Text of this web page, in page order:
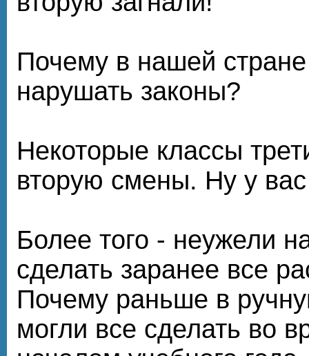
Почему в нашей
нарушать законы?
Некоторые классы
вторую смены. Ну у вас
Более того - неужели
сделать заранее все
Почему раньше в
могли все сделать во